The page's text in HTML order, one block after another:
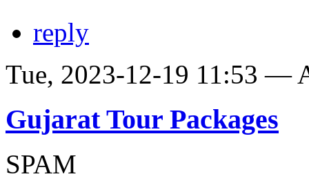
reply
Tue, 2023-12-19 11:53 —
Gujarat Tour Packages
SPAM